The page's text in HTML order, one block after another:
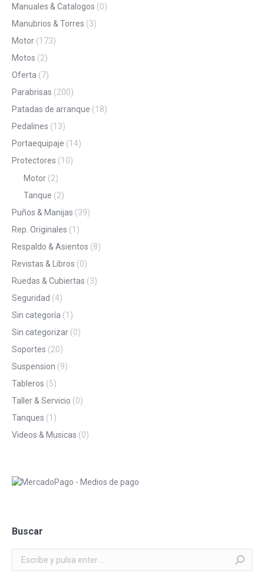
Manuales & Catalogos (0)
Manubrios & Torres (3)
Motor (173)
Motos (2)
Oferta (7)
Parabrisas (200)
Patadas de arranque (18)
Pedalines (13)
Portaequipaje (14)
Protectores (10)
Motor (2)
Tanque (2)
Puños & Manijas (39)
Rep. Originales (1)
Respaldo & Asientos (8)
Revistas & Libros (0)
Ruedas & Cubiertas (3)
Seguridad (4)
Sin categoría (1)
Sin categorizar (0)
Soportes (20)
Suspension (9)
Tableros (5)
Taller & Servicio (0)
Tanques (1)
Videos & Musicas (0)
Buscar
Buscar: